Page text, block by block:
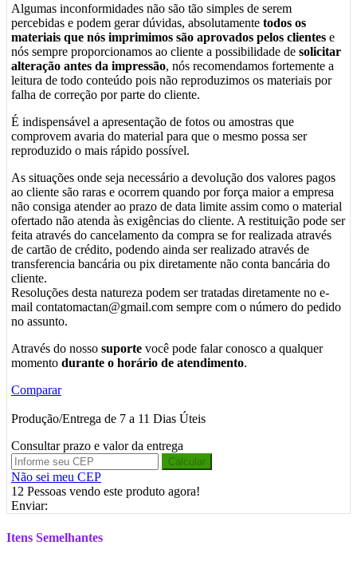
Algumas inconformidades não são tão simples de serem
percebidas e podem gerar dúvidas, absolutamente todos os
materiais que nós imprimimos são aprovados pelos clientes e
nós sempre proporcionamos ao cliente a possibilidade de solicitar
alteração antes da impressão, nós recomendamos fortemente a
leitura de todo conteúdo pois não reproduzimos os materiais por
falha de correção por parte do cliente.
É indispensável a apresentação de fotos ou amostras que
comprovem avaria do material para que o mesmo possa ser
reproduzido o mais rápido possível.
As situações onde seja necessário a devolução dos valores pagos
ao cliente são raras e ocorrem quando por força maior a empresa
não consiga atender ao prazo de data limite assim como o material
ofertado não atenda às exigências do cliente. A restituição pode ser
feita através do cancelamento da compra se for realizada através
de cartão de crédito, podendo ainda ser realizado através de
transferencia bancária ou pix diretamente não conta bancária do
cliente.
Resoluções desta natureza podem ser tratadas diretamente no e-
mail contatomactan@gmail.com sempre com o número do pedido
no assunto.
Através do nosso suporte você pode falar conosco a qualquer
momento durante o horário de atendimento.
Comparar
Produção/Entrega de 7 a 11 Dias Úteis
Consultar prazo e valor da entrega
Calcular
Não sei meu CEP
12 Pessoas vendo este produto agora!
Enviar:
Itens Semelhantes